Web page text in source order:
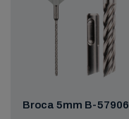
Broca 5mm B-57906